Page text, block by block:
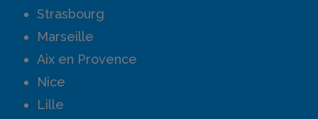
Strasbourg
Marseille
Aix en Provence
Nice
Lille